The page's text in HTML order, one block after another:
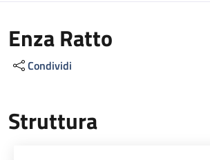
Enza Ratto
Condividi
Struttura